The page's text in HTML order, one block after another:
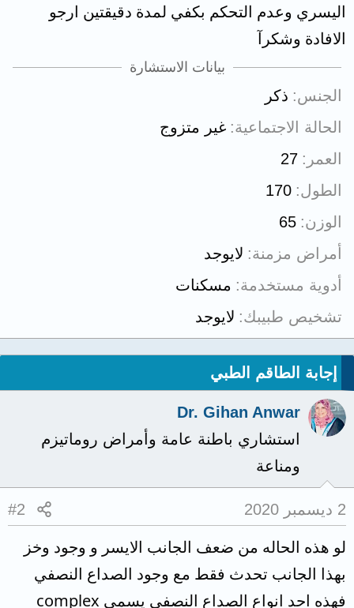
اليسري وعدم التحكم بكفي لمدة دقيقتين ارجو
الافادة وشكرآ
بيانات الاستشارة
الجنس ذكر
الحالة الاجتماعية غير متزوج
العمر
27
الطول 170
الوزن 65
أمراض مزمنة لايوجد
أدوية مستخدمة
مسكنات
تشخيص طبيبك لايوجد
إجابة الطاقم الطبي
Dr. Gihan Anwar
استشاري باطنة عامة وأمراض روماتيزم
ومناعة
2 ديسمبر 2020 #2
لو هذه الحاله من ضعف الجانب الايسر و وجود وخز
بهذا الجانب تحدث فقط مع وجود الصداع النصفي
فهذه احد انواع الصداع النصفي يسمى complex